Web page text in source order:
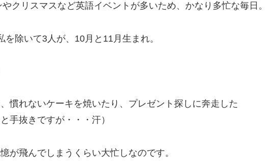
クリスマスなど英語イベントが多いため、かなり多忙な毎日。
除いて3人が、10月と11月生まれ。
慣れないケーキを焼いたり、プレゼント探しに奔走した
手抜きですが・・・汗）
が飛んでしまうくらい大忙しなのです。